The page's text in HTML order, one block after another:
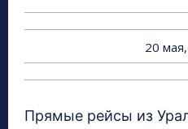
20
Прямые рейсы из